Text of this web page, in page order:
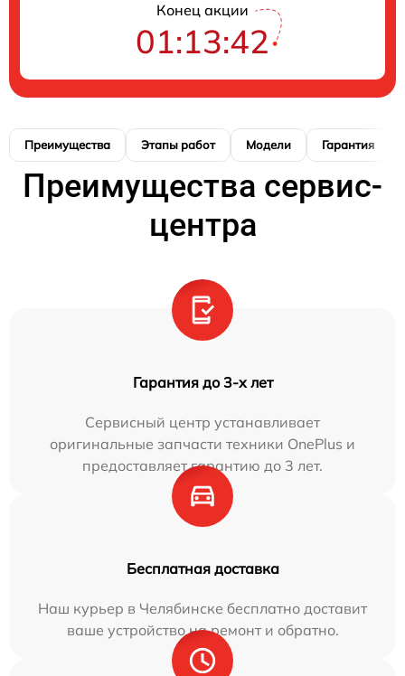
Конец акции
01:13:42
Преимущества Этапы работ Модели Гарантия
Преимущества сервис-
центра
Гарантия до 3-х лет
Сервисный центр устанавливает
оригинальные запчасти техники OnePlus и
предоставляет гарантию до 3 лет.
Бесплатная доставка
Наш курьер в Челябинске бесплатно доставит
ваше устройство на ремонт и обратно.